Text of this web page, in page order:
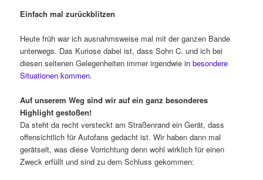
Einfach mal zurückblitzen
Heute früh war ich ausnahmsweise mal mit der ganzen Bande
unterwegs. Das Kuriose dabei ist, dass Sohn C. und ich bei
diesen seltenen Gelegenheiten immer irgendwiein besondere
Situationen kommen.
Auf unserem Weg sind wir auf ein ganz besonderes
Highlight gestoßen!
Da steht da recht versteckt am Straßenrand ein Gerät, dass
offensichtlich für Autofans gedacht ist. Wir haben dann mal
gerätselt, was diese Vorrichtung denn wohl wirklich für einen
Zweck erfüllt und sind zu dem Schluss gekommen: